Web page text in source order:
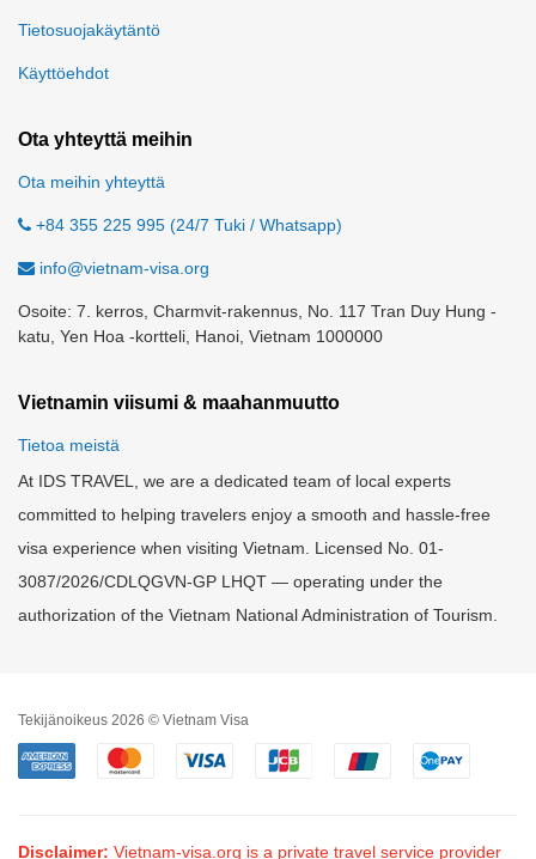
Tietosuojakäytäntö
Käyttöehdot
Ota yhteyttä meihin
Ota meihin yhteyttä
+84 355 225 995 (24/7 Tuki / Whatsapp)
info@vietnam-visa.org
Osoite: 7. kerros, Charmvit-rakennus, No. 117 Tran Duy Hung -
katu, Yen Hoa -kortteli, Hanoi, Vietnam 1000000
Vietnamin viisumi & maahanmuutto
Tietoa meistä
At IDS TRAVEL, we are a dedicated team of local experts
committed to helping travelers enjoy a smooth and hassle-free
visa experience when visiting Vietnam. Licensed No. 01-
3087/2026/CDLQGVN-GP LHQT — operating under the
authorization of the Vietnam National Administration of Tourism.
Tekijänoikeus 2026 © Vietnam Visa
Disclaimer: Vietnam-visa.org is a private travel service provider